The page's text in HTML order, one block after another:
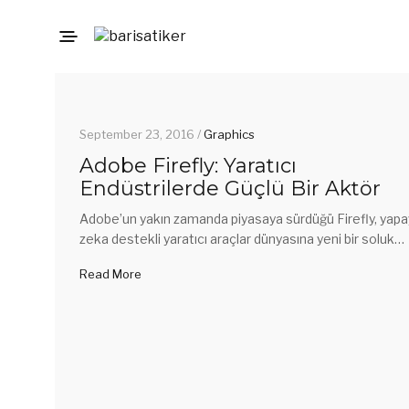
September 23, 2016 /Graphics
Adobe Firefly: Yaratıcı
Endüstrilerde Güçlü Bir Aktör
Adobe’un yakın zamanda piyasaya sürdüğü Firefly,
zeka destekli yaratıcı araçlar dünyasına yeni bir soluk…
Read More